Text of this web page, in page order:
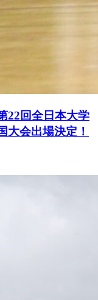
22回全日本大学
大会出場決定！